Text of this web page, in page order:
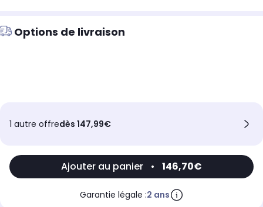
Options de livraison
1 autre offredès 147,99€
Ajouter au panier • 146,70€
Garantie légale :2 ans